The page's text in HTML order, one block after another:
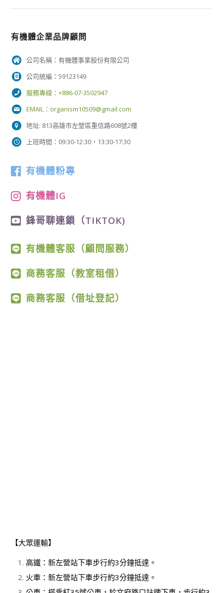
有機體企業品牌顧問
公司名稱：有機體事業股份有限公司
公司統編：59123149
服務專線：+886-07-3502947
EMAIL： organism10509@gmail.com
地址: 813高雄市左營區重信路608號2樓
上班時間：09:30-12:30，13:30-17:30
有機體粉專
有機體IG
鋒哥聊連鎖（TIKTOK)
有機體客服（顧問服務）
商務客服（教室租借）
商務客服（借址登記）
【大眾運輸】
高鐵：新左營站下車步行約3分鐘抵達。
火車：新左營站下車步行約3分鐘抵達。